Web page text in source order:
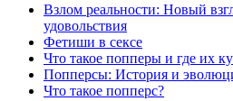
Взлом реальности: Новый
удовольствия
Фетиши в сексе
Что такое попперы и где их
Попперсы: История и
Что такое попперс?